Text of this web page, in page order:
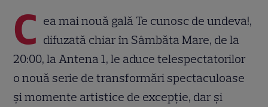
C ea mai nouă gală Te cunosc de undeva!,
difuzată chiar în Sâmbăta Mare, de la
20:00, la Antena 1, le aduce telespectatorilor
o nouă serie de transformări spectaculoase
şi momente artistice de excepţie, dar şi